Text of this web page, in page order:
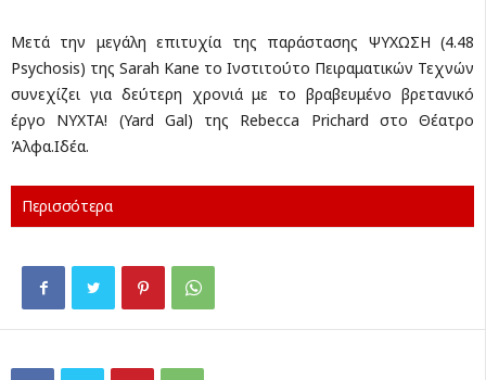
Μετά την μεγάλη επιτυχία της παράστασης ΨΥΧΩΣΗ (4.48
Psychosis) της Sarah Kane το Ινστιτούτο Πειραματικών Τεχνών
συνεχίζει για δεύτερη χρονιά με το βραβευμένο βρετανικό
έργο ΝΥΧΤΑ! (Yard Gal) της Rebecca Prichard στο Θέατρο
Άλφα.Ιδέα.
Περισσότερα